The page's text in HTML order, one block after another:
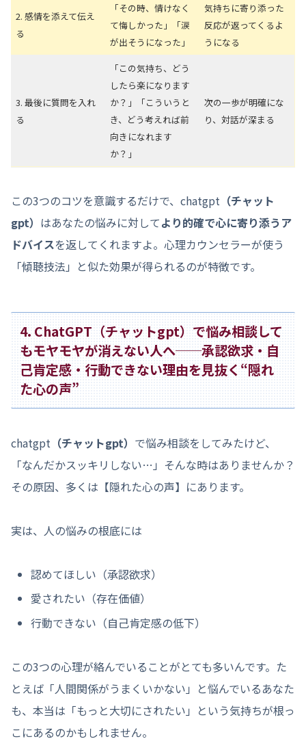
2. 感情を添えて伝え
る
「その時、情けなく
て悔しかった」「涙
が出そうになった」
気持ちに寄り添った
反応が返ってくるよ
うになる
3. 最後に質問を入れ
る
「この気持ち、どう
したら楽になります
か？」「こういうと
き、どう考えれば前
向きになれます
か？」
次の一歩が明確にな
り、対話が深まる
この3つのコツを意識するだけで、chatgpt （チャット
gpt） はあなたの悩みに対してより的確で心に寄り添うア
ドバイスを返してくれますよ。心理カウンセラーが使う
「傾聴技法」と似た効果が得られるのが特徴です。
4. ChatGPT（チャットgpt）で悩み相談して
もモヤモヤが消えない人へ──承認欲求・自
己肯定感・行動できない理由を見抜く“隠れ
た心の声”
chatgpt （チャットgpt） で悩み相談をしてみたけど、
「なんだかスッキリしない…」そんな時はありませんか？
その原因、多くは【隠れた心の声】にあります。
実は、人の悩みの根底には
認めてほしい（承認欲求）
愛されたい（存在価値）
行動できない（自己肯定感の低下）
この3つの心理が絡んでいることがとても多いんです。た
とえば「人間関係がうまくいかない」と悩んでいるあなた
も、本当は「もっと大切にされたい」という気持ちが根っ
こにあるのかもしれません。